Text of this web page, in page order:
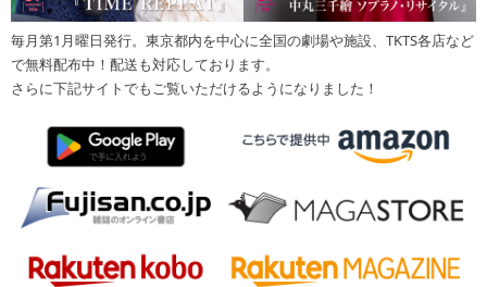
毎月第1月曜日発行。東京都内を中心に全国の劇場や施設、TKTS各店など
で無料配布中！配送も対応しております。
さらに下記サイトでもご覧いただけるようになりました！